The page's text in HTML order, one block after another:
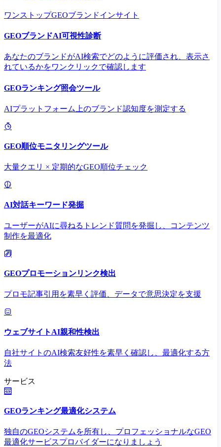
ワンストップGEOブランドインサイト
GEOブランドAI可視性診断
あなたのブランドがAI検索でどのように評価され、表示さ
れているかをワンクリックで確認します
GEOランキング照会ツール
AIプラットフォーム上のブランド認知度を測定する
GEO順位モニタリングツール
大量クエリ × 定期的なGEO順位チェック
AI対話キーワード発掘
ユーザーがAIに尋ねるトレンド質問を発掘し、コンテンツ
制作を最適化
GEOプロモーションリンク検出
プロモ記事引用を素早く評価、データで意思決定を支援
ウェブサイトAI親和性検出
自社サイトのAI検索友好性を素早く確認し、最適化する方
法
サービス
GEOランキング最適化システム
独自のGEOシステムを所有し、プロフェッショナルなGEO
最適化サービスプロバイダーになりましょう